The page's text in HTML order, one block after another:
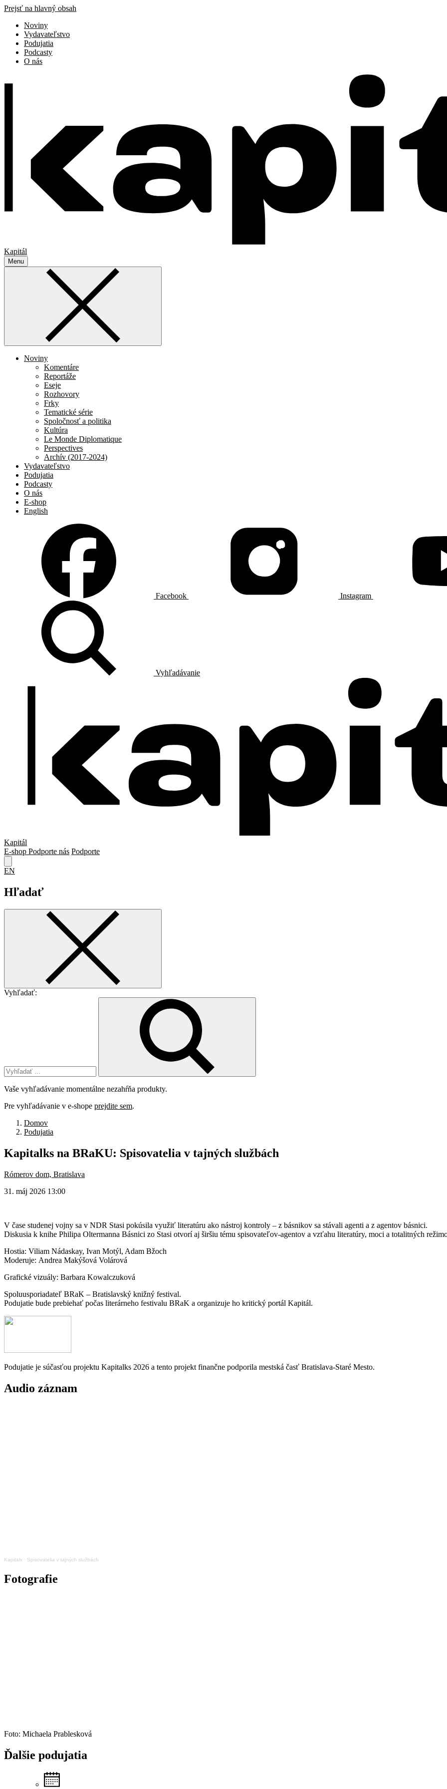
Prejsť na hlavný obsah
Noviny
Vydavateľstvo
Podujatia
Podcasty
O nás
Kapitál
Menu
Noviny
Komentáre
Reportáže
Eseje
Rozhovory
Frky
Tematické série
Spoločnosť a politika
Kultúra
Le Monde Diplomatique
Perspectives
Archív (2017-2024)
Vydavateľstvo
Podujatia
Podcasty
O nás
E-shop
English
Facebook Instagram
Vyhľadávanie
Kapitál
E-shop Podporte nás Podporte
EN
Hľadať
Vyhľadať:
Vaše vyhľadávanie momentálne nezahŕňa produkty.
Pre vyhľadávanie v e-shope prejdite sem.
Domov
Podujatia
Kapitalks na BRaKU: Spisovatelia v tajných službách
Rómerov dom, Bratislava
31. máj 2026 13:00
V čase studenej vojny sa v NDR Stasi pokúsila využiť literatúru ako nástroj kontroly – z básnikov sa stávali agenti a z agentov básnici.
Diskusia k knihe Philipa Oltermanna Básnici zo Stasi otvorí aj širšiu tému spisovateľov-agentov a vzťahu literatúry, moci a totalitných
Hostia: Viliam Nádaskay, Ivan Motýl, Adam Bžoch
Moderuje: Andrea Makýšová Volárová
Grafické vizuály: Barbara Kowalczuková
Spoluusporiadateľ BRaK – Bratislavský knižný festival.
Podujatie bude prebiehať počas literárneho festivalu BRaK a organizuje ho kritický portál Kapitál.
Podujatie je súčasťou projektu Kapitalks 2026 a tento projekt finančne podporila mestská časť Bratislava-Staré Mesto.
Audio záznam
Kapitalx · Spisovatelia v tajných službách
Fotografie
Foto: Michaela Prablesková
Ďalšie podujatia